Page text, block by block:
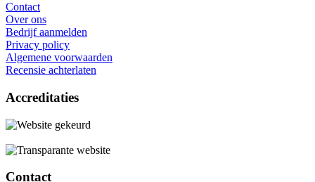
Contact
Over ons
Bedrijf aanmelden
Privacy policy
Algemene voorwaarden
Recensie achterlaten
Accreditaties
Contact